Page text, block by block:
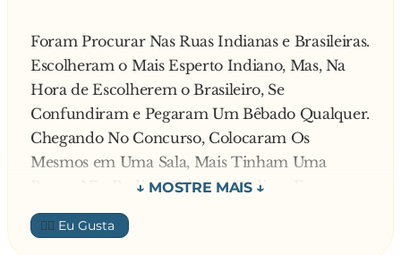
grossas de Nilzecléia.
Incapaz de se conter, Ramon segue seus
instintos animais e estende o braço até tocar a
perna de Nilzecléia. Suavemente, sobe as mãos
mais e mais, até segurar algo grosso e quente,
no meio das pernas dela!
Assustado, ele pergunta:
Ela responde, gemendo:
Foram Procurar Nas Ruas Indianas e Brasileiras.
Escolheram o Mais Esperto Indiano, Mas, Na
Hora de Escolherem o Brasileiro, Se
Confundiram e Pegaram Um Bêbado Qualquer.
Chegando No Concurso, Colocaram Os
Mesmos em Uma Sala, Mais Tinham Uma
Regra, Não Podiam Falar, Só Podiam Fazer
Gestos.
Então, Começaram.
👍🏼